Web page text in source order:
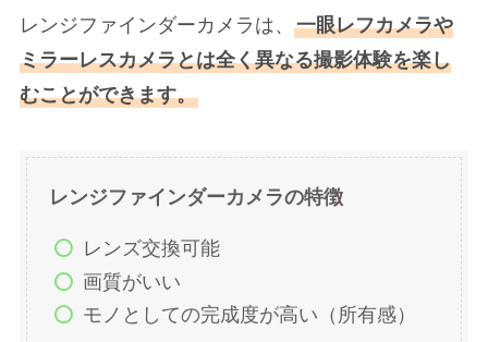
レンジファインダーカメラは、 一眼レフカメラや
ミラーレスカメラとは全く異なる撮影体験を楽し
むことができます。
レンジファインダーカメラの特徴
レンズ交換可能
画質がいい
モノとしての完成度が高い（所有感）